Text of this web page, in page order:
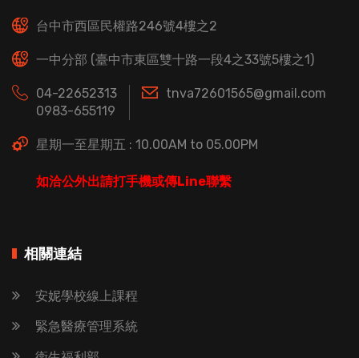
台中市西區民權路246號4樓之2
一中分部 (臺中市東區雙十路一段4之33號5樓之1)
04-22652313
0983-655119
tnva72601565@gmail.com
星期一至星期五 : 10.00AM to 05.00PM
如洽公外出請打手機或傳Line聯繫
相關連結
安妮學校線上課程
緊急醫療管理系統